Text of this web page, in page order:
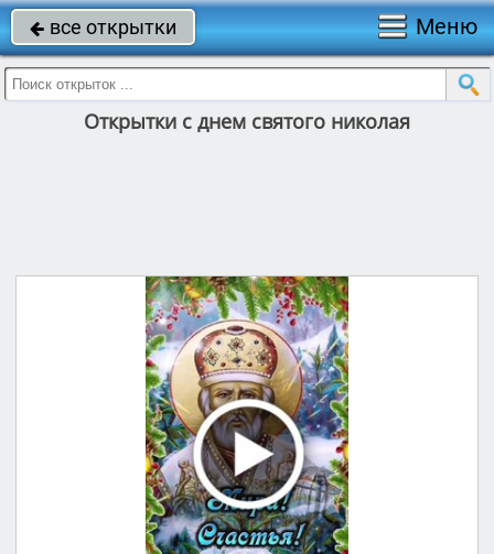
 все открытки Меню
Открытки с днем святого николая